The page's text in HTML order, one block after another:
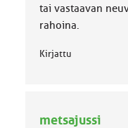
k
a
tai vastaavan
rahoina.
Kirjattu
metsajussi